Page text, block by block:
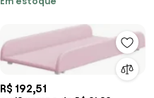
Lumil
R$ 192,51